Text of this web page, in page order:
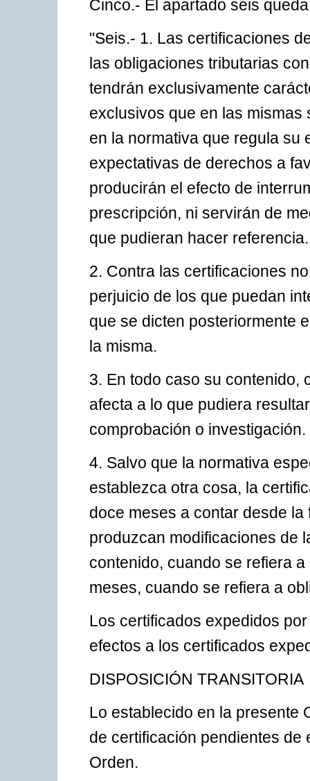
Cinco.- El apartado seis
"Seis.- 1. Las certificaciones
las obligaciones tributarias
tendrán exclusivamente
exclusivos que en las
en la normativa que regula su
expectativas de derechos a
producirán el efecto de
prescripción, ni servirán de
que pudieran hacer referencia.
2. Contra las certificaciones
perjuicio de los que puedan
que se dicten posteriormente
la misma.
3. En todo caso su contenido,
afecta a lo que pudiera
comprobación o investigación.
4. Salvo que la normativa
establezca otra cosa, la
doce meses a contar desde
produzcan modificaciones de
contenido, cuando se refiera
meses, cuando se refiera a
Los certificados expedidos
efectos a los certificados
DISPOSICIÓN TRANSITORIA
Lo establecido en la presente
de certificación pendientes de
Orden.